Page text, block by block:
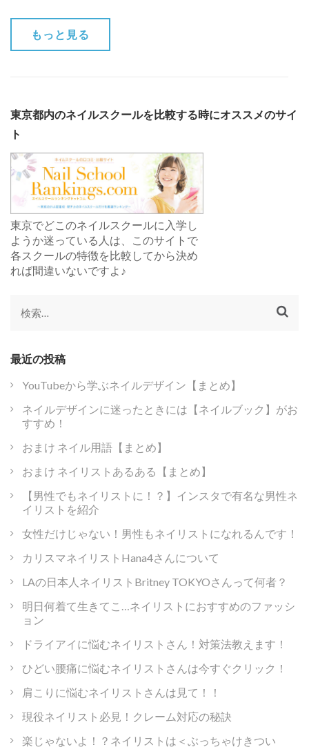
もっと見る
東京都内のネイルスクールを比較する時にオススメのサイ
ト
東京でどこのネイルスクールに入学し
ようか迷っている人は、このサイトで
各スクールの特徴を比較してから決め
れば間違いないですよ♪
検
最近の投稿
YouTubeから学ぶネイルデザイン【まとめ】
ネイルデザインに迷ったときには【ネイルブック】がお
すすめ！
おまけ ネイル用語【まとめ】
おまけ ネイリストあるある【まとめ】
【男性でもネイリストに！？】インスタで有名な男性ネ
イリストを紹介
女性だけじゃない！男性もネイリストになれるんです！
カリスマネイリストHana4さんについて
LAの日本人ネイリストBritney TOKYOさんって何者？
明日何着て生きてこ…ネイリストにおすすめのファッシ
ョン
ドライアイに悩むネイリストさん！対策法教えます！
ひどい腰痛に悩むネイリストさんは今すぐクリック！
肩こりに悩むネイリストさんは見て！！
現役ネイリスト必見！クレーム対応の秘訣
楽じゃないよ！？ネイリストは＜ぶっちゃけきつい